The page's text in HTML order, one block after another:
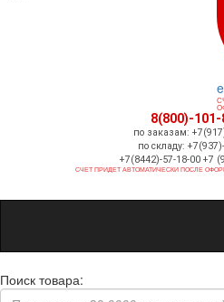
8(800)-
по заказам:
по складу:
+7(8442)-57-18-00 +7
СЧЕТ ПРИДЕТ АВТОМАТИЧЕСКИ ПОСЛЕ
Поиск товара: